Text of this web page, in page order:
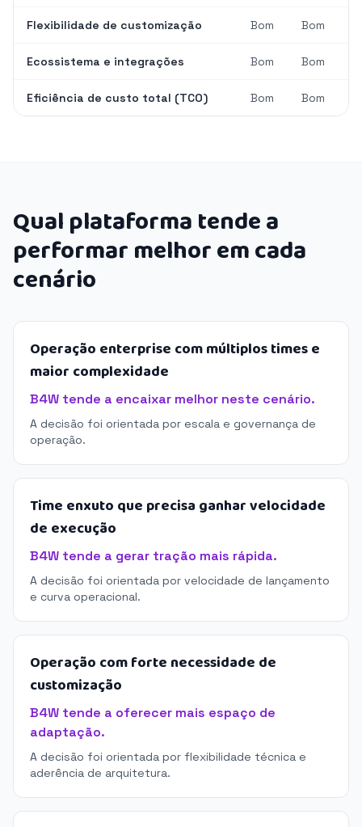
Flexibilidade de customização Bom Bom
Ecossistema e integrações Bom Bom
Eficiência de custo total (TCO) Bom Bom
Qual plataforma tende a
performar melhor em cada
cenário
Operação enterprise com múltiplos times e
maior complexidade
B4W tende a encaixar melhor neste cenário.
A decisão foi orientada por escala e governança de
operação.
Time enxuto que precisa ganhar velocidade
de execução
B4W tende a gerar tração mais rápida.
A decisão foi orientada por velocidade de lançamento
e curva operacional.
Operação com forte necessidade de
customização
B4W tende a oferecer mais espaço de
adaptação.
A decisão foi orientada por flexibilidade técnica e
aderência de arquitetura.